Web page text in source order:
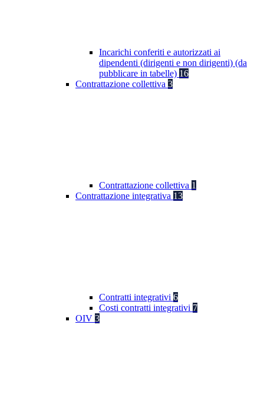
Incarichi conferiti e autorizzati ai
dipendenti (dirigenti e non dirigenti) (da
pubblicare in tabelle) 16
Contrattazione collettiva 3
Contrattazione collettiva 1
Contrattazione integrativa 13
Contratti integrativi 6
Costi contratti integrativi 7
OIV 3